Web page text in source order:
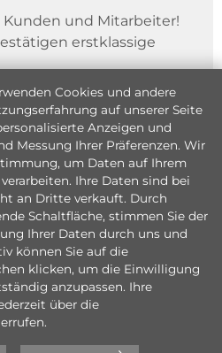
und Mitarbeiter!
erstklassige
Cookies und andere
auf unserer Seite
Anzeigen und
Messung Ihrer Präferenzen. Wir
um Daten auf Ihrem
Ihre Daten sind bei
an Dritte verkauft. Durch
Schaltfläche, stimmen Sie der
Ihrer Daten durch uns und
können Sie auf die
klicken, um die Einwilligung
anzupassen. Ihre
über die